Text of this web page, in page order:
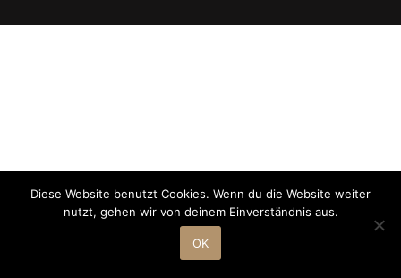
Diese Website benutzt Cookies. Wenn du die Website weiter
nutzt, gehen wir von deinem Einverständnis aus.
OK